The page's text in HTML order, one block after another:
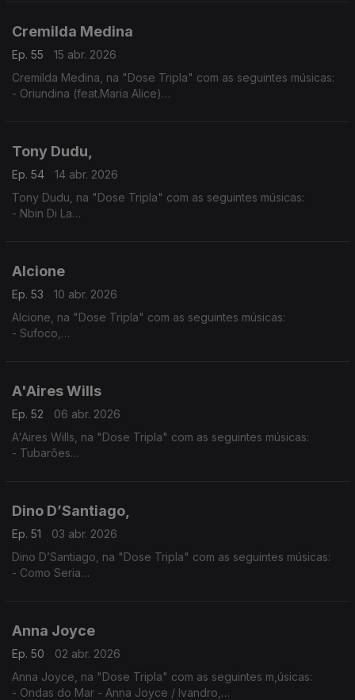
Cremilda Medina
Ep. 55
15 abr. 2026
Cremilda Medina, na "Dose Tripla" com as seguintes músicas:
- Oriundina (feat.Maria Alice)
Tony Dudu,
Ep. 54
14 abr. 2026
Tony Dudu, na "Dose Tripla" com as seguintes músicas:
- Nbin Di La
Alcione
Ep. 53
10 abr. 2026
Alcione, na "Dose Tripla" com as seguintes músicas:
- Sufoco,
A'Aires Wills
Ep. 52
06 abr. 2026
A'Aires Wills, na "Dose Tripla" com as seguintes músicas:
- Tubarões
Dino D’Santiago,
Ep. 51
03 abr. 2026
Dino D’Santiago, na "Dose Tripla" com as seguintes músicas:
- Como Seria
Anna Joyce
Ep. 50
02 abr. 2026
Anna Joyce, na "Dose Tripla" com as seguintes m,úsicas:
- Ondas do Mar - Anna Joyce / Ivandro,